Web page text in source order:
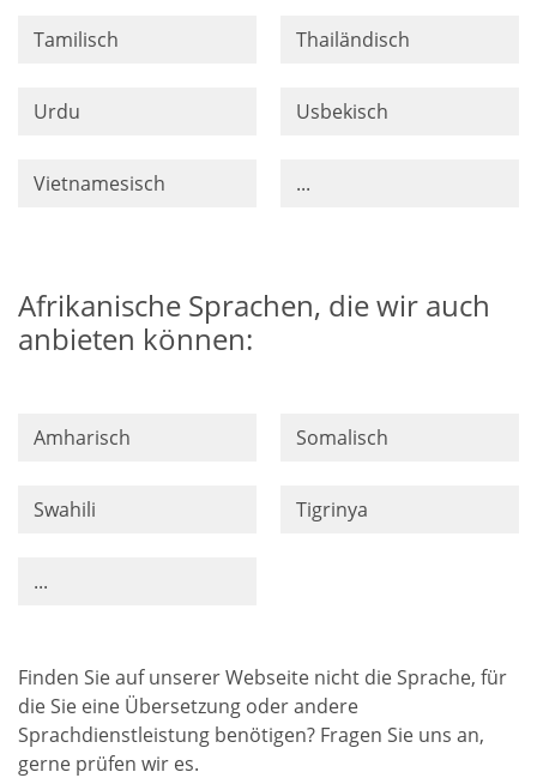
Tamilisch Thailändisch
Urdu Usbekisch
Vietnamesisch ...
Afrikanische Sprachen, die wir auch
anbieten können:
Amharisch Somalisch
Swahili Tigrinya
...
Finden Sie auf unserer Webseite nicht die Sprache, für
die Sie eine Übersetzung oder andere
Sprachdienstleistung benötigen? Fragen Sie uns an,
gerne prüfen wir es.